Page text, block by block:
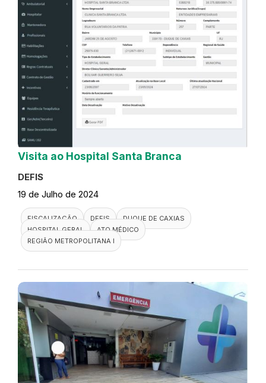
Visita ao Hospital Santa Branca
DEFIS
19 de Julho de 2024
FISCALIZAÇÃO DEFIS
DUQUE DE CAXIAS
HOSPITAL GERAL
ATO MÉDICO
REGIÃO METROPOLITANA I